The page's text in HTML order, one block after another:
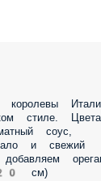
Италии
итальянского
сыр
вкуса и аромата
(30×20 см)